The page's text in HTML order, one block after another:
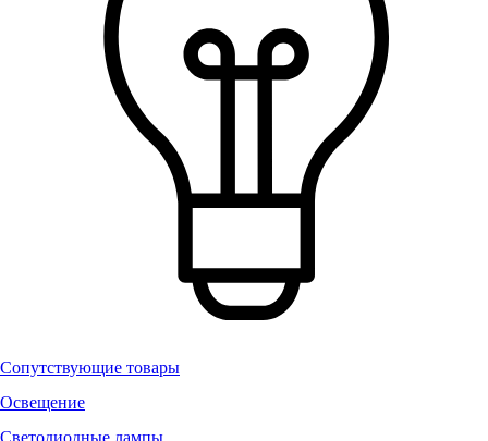
Сопутствующие товары
Освещение
Светодиодные лампы